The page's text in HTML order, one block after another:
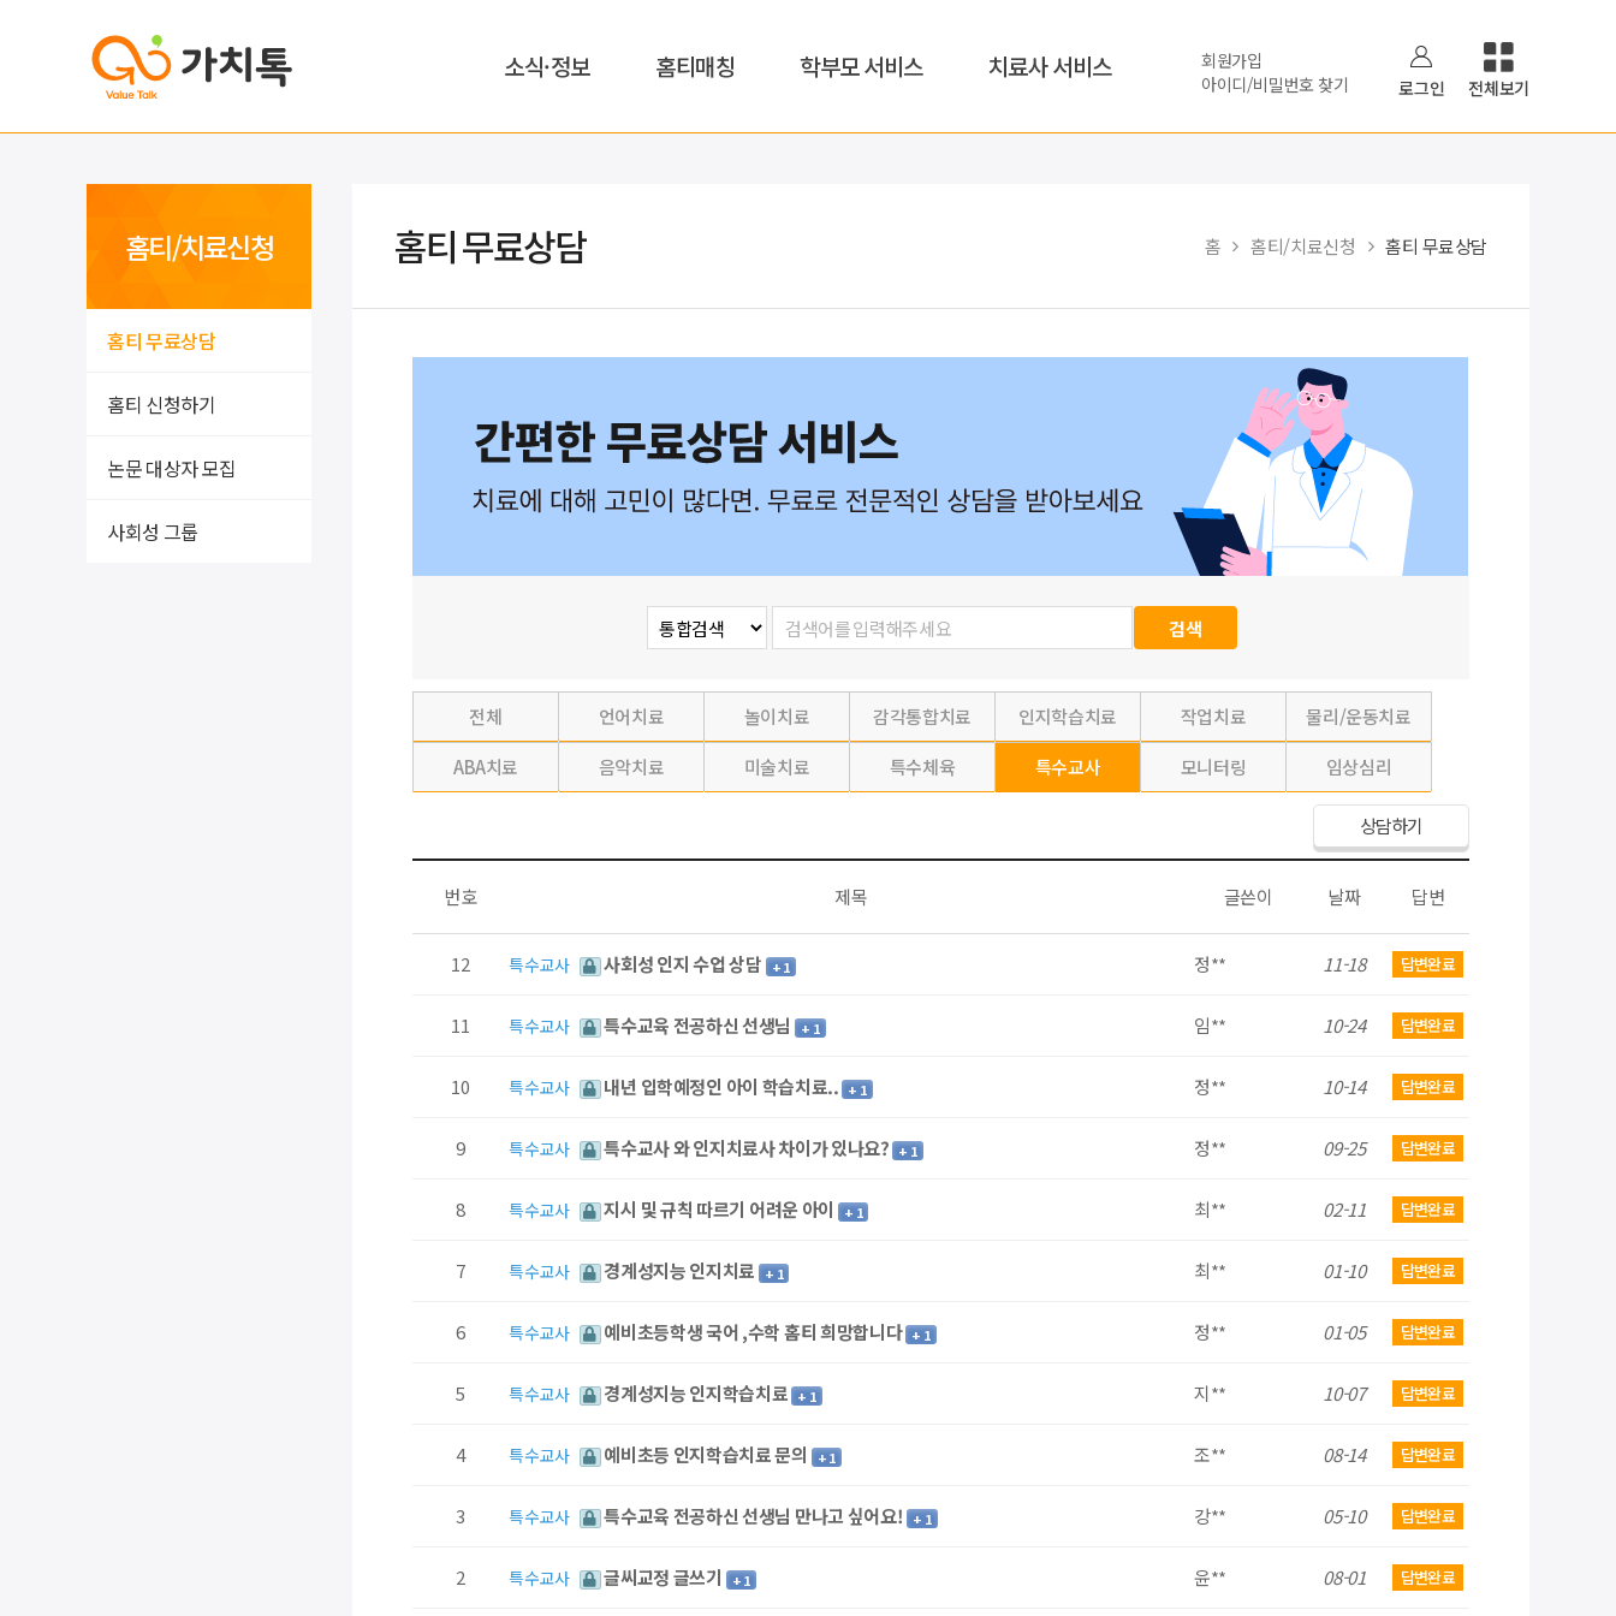
소식·정보 홈티매칭 학부모 서비스 치료사 서비스
회원가입
아이디/비밀번호 찾기
로그인 전체보기
홈티/치료신청
홈티 무료상담
홈티 신청하기
논문 대상자 모집
사회성 그룹
홈티 무료상담 홈 홈티/치료신청 홈티 무료상담
전체 언어치료 놀이치료 감각통합치료 인지학습치료 작업치료
물리/운동치료
ABA치료
음악치료 미술치료 특수체육 특수교사 모니터링 임상심리
상담하기
번호 제목 글쓴이 날짜 답변
12 특수교사 사회성 인지 수업 상담 + 1 정** 11-18 답변완료
11 특수교사 특수교육 전공하신 선생님 + 1 임** 10-24 답변완료
10 특수교사 내년 입학예정인 아이 학습치료.. + 1 정** 10-14 답변완료
9 특수교사 특수교사 와 인지치료사 차이가 있나요? + 1 정** 09-25 답변완료
8 특수교사 지시 및 규칙 따르기 어려운 아이 + 1 최** 02-11 답변완료
7 특수교사 경계성지능 인지치료 + 1 최** 01-10 답변완료
6 특수교사 예비초등학생 국어 ,수학 홈티 희망합니다 + 1 정** 01-05 답변완료
5 특수교사 경계성지능 인지학습치료 + 1 지** 10-07 답변완료
4 특수교사 예비초등 인지학습치료 문의 + 1 조** 08-14 답변완료
3 특수교사 특수교육 전공하신 선생님 만나고 싶어요! + 1 강** 05-10 답변완료
2 특수교사 글씨교정 글쓰기 + 1 윤** 08-01 답변완료